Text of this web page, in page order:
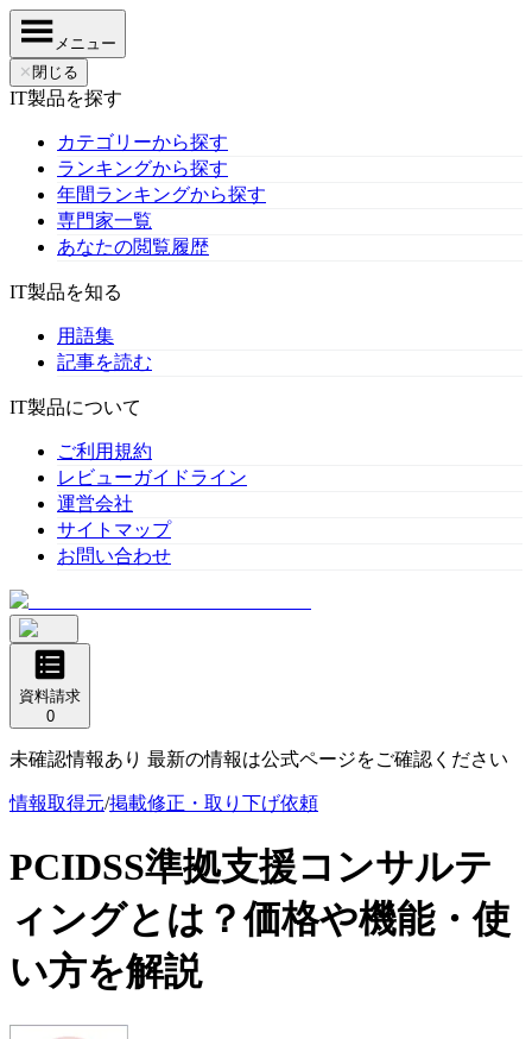
メニュー
✕ 閉じる
IT製品を探す
カテゴリーから探す
ランキングから探す
年間ランキングから探す
専門家一覧
あなたの閲覧履歴
IT製品を知る
用語集
記事を読む
IT製品について
ご利用規約
レビューガイドライン
運営会社
サイトマップ
お問い合わせ
資料請求
0
未確認情報あり 最新の情報は公式ページをご確認ください
情報取得元/掲載修正・取り下げ依頼
PCIDSS準拠支援コンサルテ
ィングとは？価格や機能・使
い方を解説